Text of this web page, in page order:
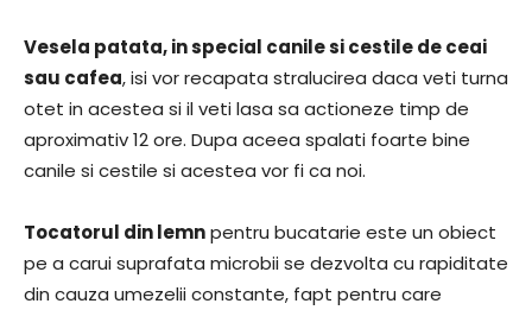
Vesela patata, in special canile si cestile de ceai
sau cafea, isi vor recapata stralucirea daca veti turna
otet in acestea si il veti lasa sa actioneze timp de
aproximativ 12 ore. Dupa aceea spalati foarte bine
canile si cestile si acestea vor fi ca noi.
Tocatorul din lemnpentru bucatarie este un obiect
pe a carui suprafata microbii se dezvolta cu rapiditate
din cauza umezelii constante, fapt pentru care